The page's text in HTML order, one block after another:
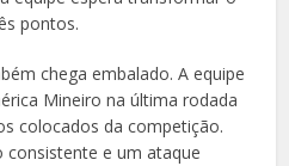
pontos.
chega embalado. A equipe
Mineiro na última rodada
colocados da competição.
e um ataque